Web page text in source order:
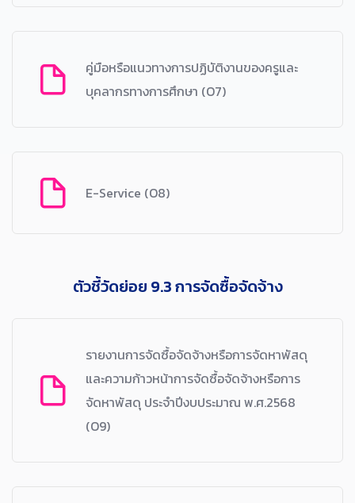
คู่มือหรือแนวทางการปฏิบัติงานของครูและ
บุคลากรทางการศึกษา (O7)
E-Service (O8)
ตัวชี้วัดย่อย 9.3 การจัดซื้อจัดจ้าง
รายงานการจัดซื้อจัดจ้างหรือการจัดหาพัสดุ
และความก้าวหน้าการจัดซื้อจัดจ้างหรือการ
จัดหาพัสดุ ประจำปีงบประมาณ พ.ศ.2568
(O9)